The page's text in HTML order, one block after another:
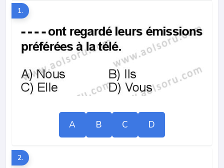
1.
A B C D
2.